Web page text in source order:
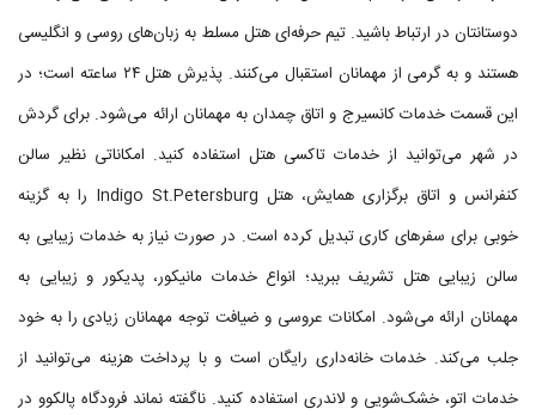
دوستانتان در ارتباط باشید. تیم حرفه‌ای هتل مسلط به زبان‌های روسی و انگلیسی
هستند و به گرمی از مهمانان استقبال می‌کنند. پذیرش هتل ۲۴ ساعته است؛ در
این قسمت خدمات کانسیرج و اتاق چمدان به مهمانان ارائه می‌شود. برای گردش
در شهر می‌توانید از خدمات تاکسی هتل استفاده کنید. امکاناتی نظیر سالن
کنفرانس و اتاق برگزاری همایش، هتل Indigo St.Petersburg را به گزینه
خوبی برای سفرهای کاری تبدیل کرده است. در صورت نیاز به خدمات زیبایی به
سالن زیبایی هتل تشریف ببرید؛ انواع خدمات مانیکور، پدیکور و زیبایی به
مهمانان ارائه می‌شود. امکانات عروسی و ضیافت توجه مهمانان زیادی را به خود
جلب می‌کند. خدمات خانه‌داری رایگان است و با پرداخت هزینه می‌توانید از
خدمات اتو، خشک‌شویی و لاندری استفاده کنید. ناگفته نماند فرودگاه پالکوو در